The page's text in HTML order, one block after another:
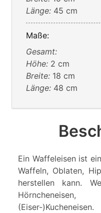
Länge: 45 cm
Maße:
Gesamt:
Höhe: 2 cm
Breite: 18 cm
Länge: 48 cm
Ein Waffeleisen ist
Waffeln, Oblaten,
herstellen kann.
(Eiser-